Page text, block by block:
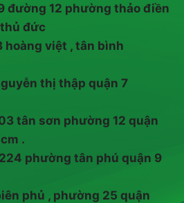
đường 12 phường thảo điền
đức
hoàng việt , tân bình
thị thập quận 7
tân sơn phường 12 quận
.
phường tân phú quận 9
phủ , phường 25 quận